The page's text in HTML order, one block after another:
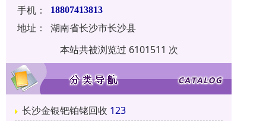
手机：
18807413813
地址：
湖南省长沙市长沙县
本站共被浏览过 6101511 次
长沙金银钯铂铑回收 123